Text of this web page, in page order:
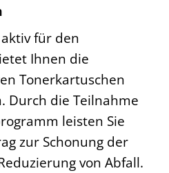
für den
Ihnen die
Tonerkartuschen
Durch die Teilnahme
leisten Sie
zur Schonung der
von Abfall.